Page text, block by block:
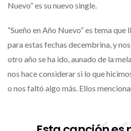
Nuevo” es su nuevo single.
“Sueño en Año Nuevo” es tema
para estas fechas decembrina, y
otro año se ha ido, aunado de la
nos hace considerar si lo que
o nos faltó algo más. Ellos